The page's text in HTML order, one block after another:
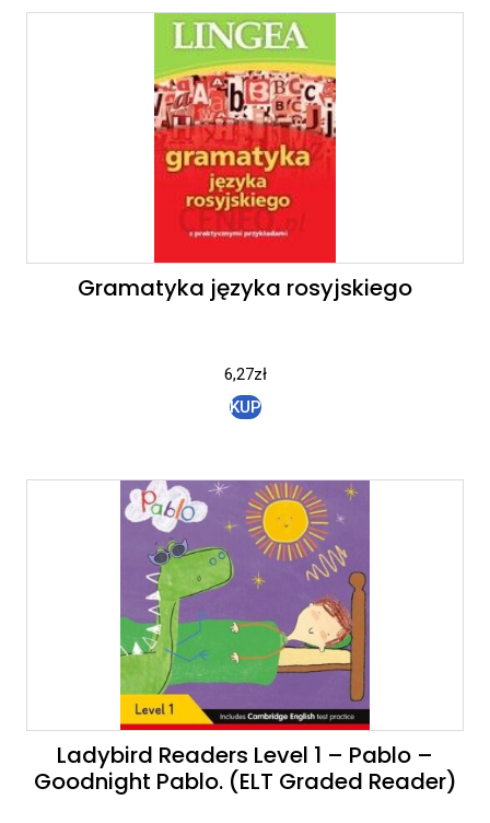
Gramatyka języka rosyjskiego
6,27zł
KUP
Ladybird Readers Level 1 – Pablo –
Goodnight Pablo. (ELT Graded Reader)